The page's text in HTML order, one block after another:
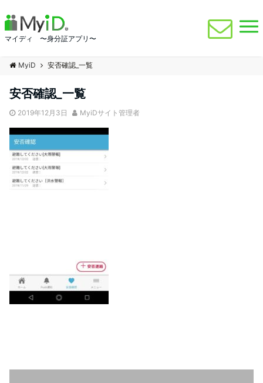
マイディ 〜身分証アプリ〜
MyiD 安否確認_一覧
安否確認_一覧
2019年12月3日 MyiDサイト管理者